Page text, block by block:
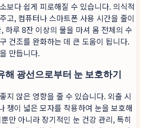
보다 쉽게 피로해질 수 있습니다. 의식적
고, 컴퓨터나 스마트폰 사용 시간을 줄이
하루 8잔 이상의 물을 마셔 몸 전체의 수
건조를 완화하는 데 큰 도움이 됩니다.
만듭니다.
해 광선으로부터 눈 보호하기
지 않은 영향을 줄 수 있습니다. 외출 시
챙이 넓은 모자를 착용하여 눈을 보호해
만 아니라 장기적인 눈 건강 관리, 특히